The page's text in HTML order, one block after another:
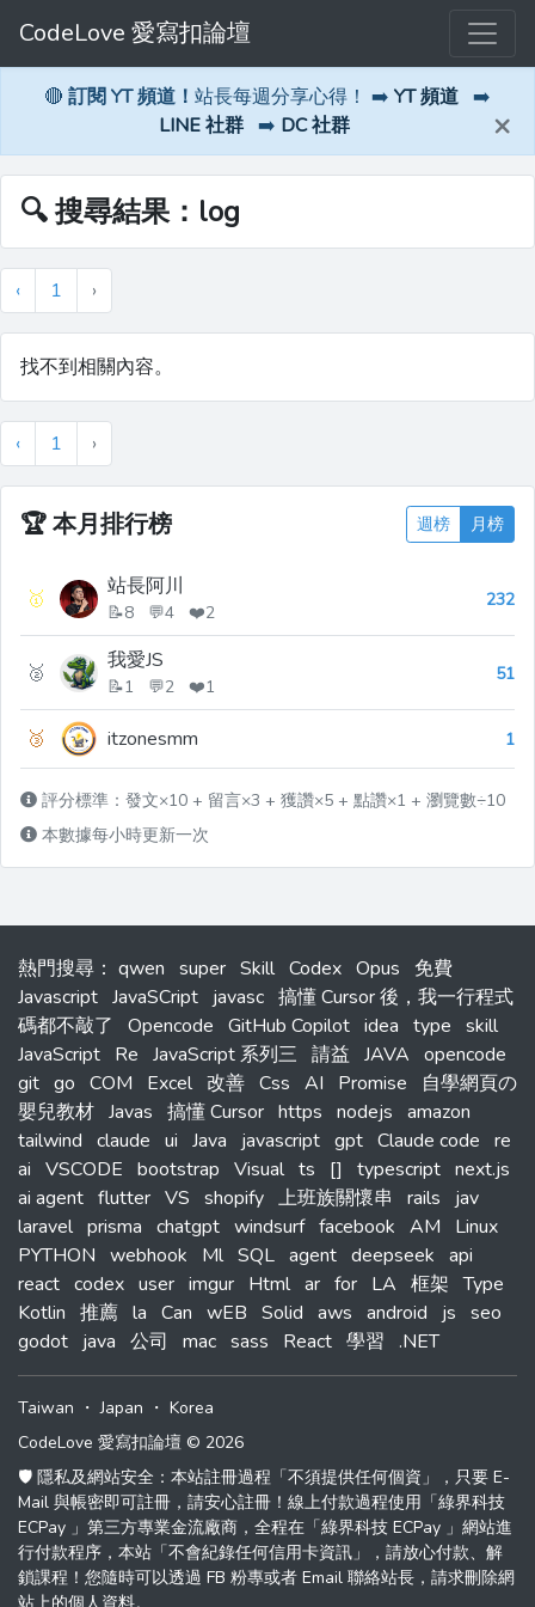
CodeLove 愛寫扣論壇
🔴 訂閱 YT 頻道！ 站長每週分享心得！ ➡️ YT 頻道 ➡️
LINE 社群 ➡️ DC 社群 ×
🔍 搜尋結果：log
‹ 1 ›
找不到相關內容。
‹ 1 ›
🏆本月排行榜 週榜 月榜
🥇 站長阿川
📝8 💬4 ❤️2
232
🥈 我愛JS
📝1 💬2 ❤️1
51
🥉 itzonesmm 1
評分標準：發文×10 + 留言×3 + 獲讚×5 + 點讚×1 + 瀏覽數÷10
本數據每小時更新一次
熱門搜尋 ： qwen super Skill Codex Opus
免費
Javascript JavaSCript javasc 搞懂 Cursor 後，我一行程式
碼都不敲了
Opencode GitHub Copilot idea type skill
JavaScript Re JavaScript 系列三 請益 JAVA opencode
git go COM Excel 改善 Css AI Promise
自學網頁の
嬰兒教材 Javas 搞懂 Cursor https nodejs amazon
tailwind claude ui Java javascript gpt Claude code re
ai VSCODE bootstrap Visual ts [] typescript next.js
ai agent flutter VS shopify 上班族關懷串 rails
jav
laravel prisma chatgpt windsurf facebook AM
Linux
PYTHON webhook Ml SQL agent deepseek api
react codex user imgur Html ar for LA 框架 Type
Kotlin 推薦 la Can wEB Solid aws android js seo
godot java 公司 mac sass React 學習 .NET
Taiwan ・Japan ・ Korea
CodeLove 愛寫扣論壇 © 2026
🛡️ 隱私及網站安全：本站註冊過程「不須提供任何個資」，只要 E-
Mail 與帳密即可註冊，請安心註冊！線上付款過程使用「綠界科技
ECPay 」第三方專業金流廠商，全程在「綠界科技 ECPay 」網站進
行付款程序，本站「不會紀錄任何信用卡資訊」，請放心付款、解
鎖課程！您隨時可以透過 FB 粉專或者 Email 聯絡站長，請求刪除網